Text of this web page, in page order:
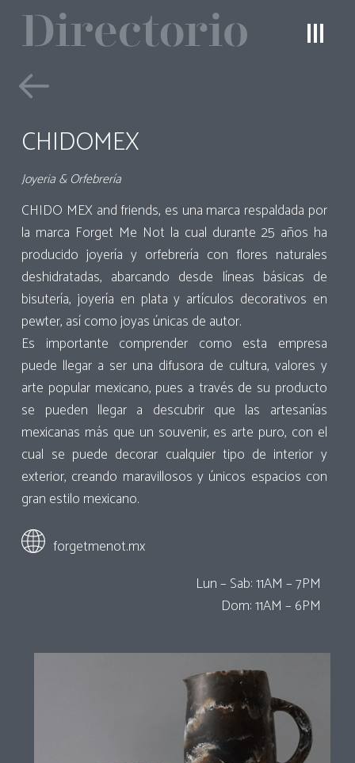
CHIDOMEX
Joyeria & Orfebrería
CHIDO MEX and friends, es una marca respaldada por
la marca Forget Me Not la cual durante 25 años ha
producido joyería y orfebrería con flores naturales
deshidratadas, abarcando desde líneas básicas de
bisutería, joyería en plata y artículos decorativos en
pewter, así como joyas únicas de autor.
Es importante comprender como esta empresa
puede llegar a ser una difusora de cultura, valores y
arte popular mexicano, pues a través de su producto
se pueden llegar a descubrir que las artesanías
mexicanas más que un souvenir, es arte puro, con el
cual se puede decorar cualquier tipo de interior y
exterior, creando maravillosos y únicos espacios con
gran estilo mexicano.
forgetmenot.mx
Lun – Sab: 11AM – 7PM
Dom: 11AM – 6PM